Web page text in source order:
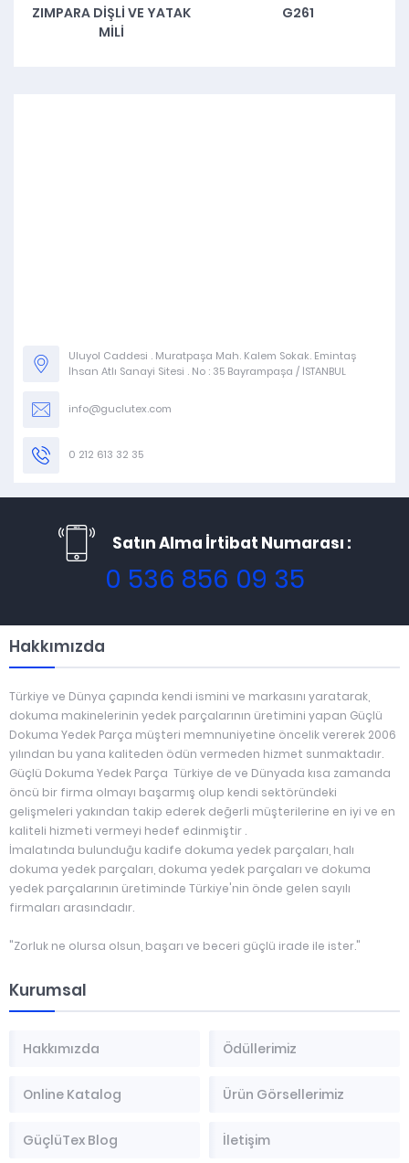
ZIMPARA DIŞLI VE YATAK
MILI
G261
Uluyol Caddesi . Muratpaşa Mah. Kalem Sokak. Emintaş
İhsan Atlı Sanayi Sitesi . No : 35 Bayrampaşa / İSTANBUL
info@guclutex.com
0 212 613 32 35
Satın Alma İrtibat Numarası :
0 536 856 09 35
Hakkımızda
Türkiye ve Dünya çapında kendi ismini ve markasını yaratarak,
dokuma makinelerinin yedek parçalarının üretimini yapan Güçlü
Dokuma Yedek Parça müşteri memnuniyetine öncelik vererek 2006
yılından bu yana kaliteden ödün vermeden hizmet sunmaktadır.
Güçlü Dokuma Yedek Parça Türkiye de ve Dünyada kısa zamanda
öncü bir firma olmayı başarmış olup kendi sektöründeki
gelişmeleri yakından takip ederek değerli müşterilerine en iyi ve en
kaliteli hizmeti vermeyi hedef edinmiştir .
İmalatında bulunduğu kadife dokuma yedek parçaları, halı
dokuma yedek parçaları, dokuma yedek parçaları ve dokuma
yedek parçalarının üretiminde Türkiye'nin önde gelen sayılı
firmaları arasındadır.
"Zorluk ne olursa olsun, başarı ve beceri güçlü irade ile ister."
Kurumsal
Hakkımızda Ödüllerimiz
Online Katalog Ürün Görsellerimiz
GüçlüTex Blog İletişim